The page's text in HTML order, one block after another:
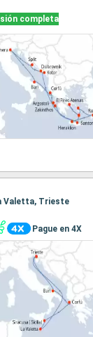
completa
Valetta, Trieste
Pague en 4X